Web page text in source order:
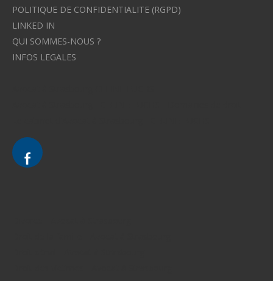
POLITIQUE DE CONFIDENTIALITE (RGPD)
LINKED IN
QUI SOMMES-NOUS ?
INFOS LEGALES